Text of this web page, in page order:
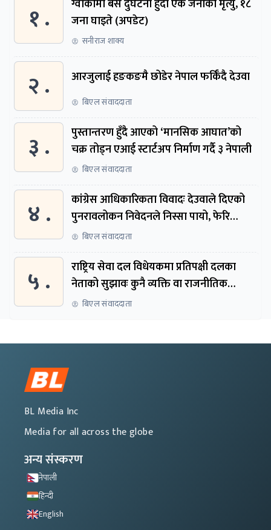
१ .
ग्वार्काेमा बस दुर्घटना हुँदा एक जनाकाे मृत्यु, १८
जना घाइते (अपडेट)
सनीराज शाक्य
२ . आरजुलाई हङकङमै छोडेर नेपाल फर्किँदै देउवा
बिएल संवाददाता
३ .
पुस्तान्तरण हुँदै आएको ‘मानसिक आघात’को
चक्र तोड्न एआई स्टार्टअप निर्माण गर्दै ३ नेपाली
बिएल संवाददाता
४ .
कांग्रेस आधिकारिकता विवादः देउवाले दिएको
पुनरावलोकन निवेदनले निस्सा पायो, फेरि
सुरुदेखि सुनुवाइ हुने
बिएल संवाददाता
५ .
राष्ट्रिय सेवा दल विधेयकमा प्रतिपक्षी दलका
नेताको सुझावः कुनै व्यक्ति वा राजनीतिक
नेतृत्वबाट निर्देशित हुने संस्था नबनोस्
बिएल संवाददाता
BL Media Inc
Media for all across the globe
अन्य संस्करण
नेपाली
हिन्दी
English